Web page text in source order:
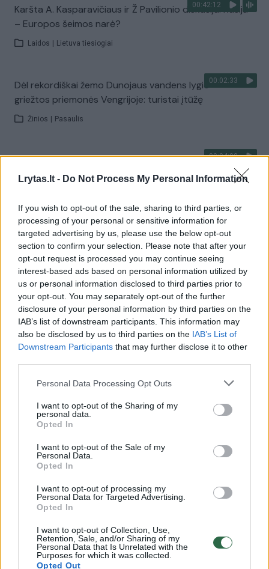
Lrytas.lt - Do Not Process My Personal Information
If you wish to opt-out of the sale, sharing to third parties, or
processing of your personal or sensitive information for
targeted advertising by us, please use the below opt-out
section to confirm your selection. Please note that after your
opt-out request is processed you may continue seeing
interest-based ads based on personal information utilized by
us or personal information disclosed to third parties prior to
your opt-out. You may separately opt-out of the further
disclosure of your personal information by third parties on the
IAB’s list of downstream participants. This information may
also be disclosed by us to third parties on the IAB’s List of
Downstream Participants that may further disclose it to other
Personal Data Processing Opt Outs
I want to opt-out of the Sharing of my
personal data.
Opted In
I want to opt-out of the Sale of my
Personal Data.
Opted In
I want to opt-out of processing my
Personal Data for Targeted Advertising.
Opted In
I want to opt-out of Collection, Use,
Retention, Sale, and/or Sharing of my
Personal Data that Is Unrelated with the
Purposes for which it was collected.
Opted Out
00:42:12
Karšta A. Kasparavičiaus ir Ž Pavilionio diskusija: Rusija
– Europos šeimos narė?
Laidos Lietuva tiesiogiai
00:02:33
Dėl rekordiškai žemo Dunojaus vandens lygio –
griežtos priemonės Vengrijoje: turistai įtūžę
Žinios Pasaulis
00:04:00
Kuprines pasvėrę specialistai įspėja apie pavojingą
įprotį: tą daro daugiau nei pusė pradinukų
Visi įrašai
Žiūrimiausi įrašai
00:00:30
Vaizdai iš tragiškos avarijos Vilniaus r.: dviejų moterų ir
vaiko gyvybių išgelbėti nepavyko
00:00:57
Savaitės vidurys nusimato karštas: temperatūra kils iki
32 laipsnių šilumos
Žinios | Orai
Nufilmavo, kaip patvino Vilniaus Vakarinis aplinkkelis:
vaizdas pribloškia
Avarija Vilniuje: į stotelę įsirėžęs automobilis sužalojo